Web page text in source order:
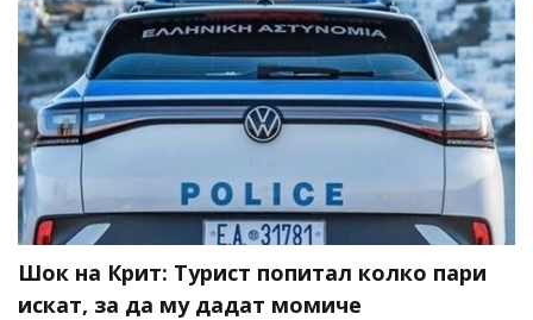
Шок на Крит: Турист попитал колко пари
искат, за да му дадат момиче